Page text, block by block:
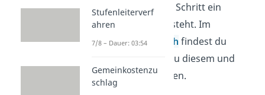
Gewinn Schritt für Schritt ein
Verkaufspreis entsteht. Im
Wirtschaftsbereich findest du
passende Videos zu diesem und
verwandten Themen.
Stufenleiterverf
ahren
7/8 – Dauer: 03:54
Gemeinkostenzu
schlag